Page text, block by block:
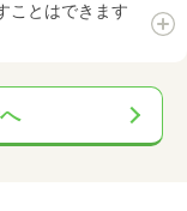
ことはできます